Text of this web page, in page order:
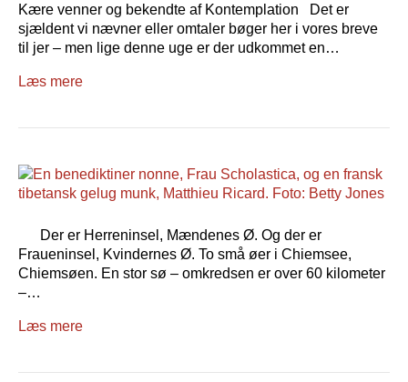
Kære venner og bekendte af Kontemplation Det er
sjældent vi nævner eller omtaler bøger her i vores breve
til jer – men lige denne uge er der udkommet en…
Læs mere
Der er Herreninsel, Mændenes Ø. Og der er
Fraueninsel, Kvindernes Ø. To små øer i Chiemsee,
Chiemsøen. En stor sø – omkredsen er over 60 kilometer
–…
Læs mere